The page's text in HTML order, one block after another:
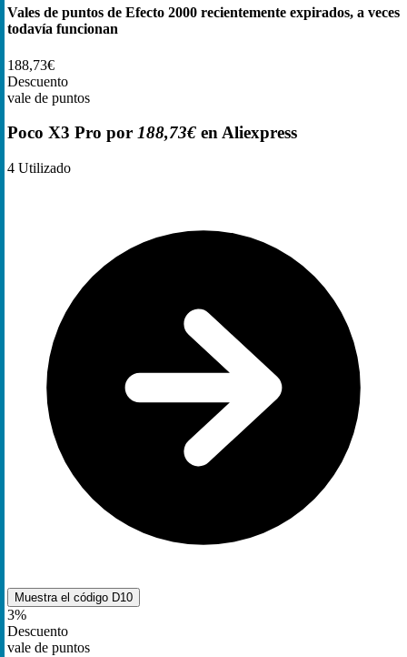
Vales de puntos de Efecto 2000 recientemente expirados, a veces
todavía funcionan
188,73€
Descuento
vale de puntos
Poco X3 Pro por 188,73€ en Aliexpress
4 Utilizado
Muestra el código D10
3%
Descuento
vale de puntos